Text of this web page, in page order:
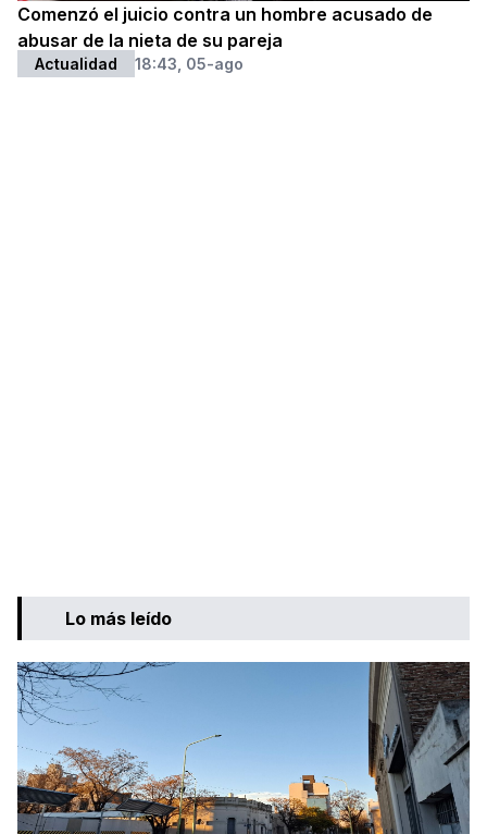
Comenzó el juicio contra un hombre acusado de
abusar de la nieta de su pareja
Actualidad 18:43, 05-ago
Lo más leído